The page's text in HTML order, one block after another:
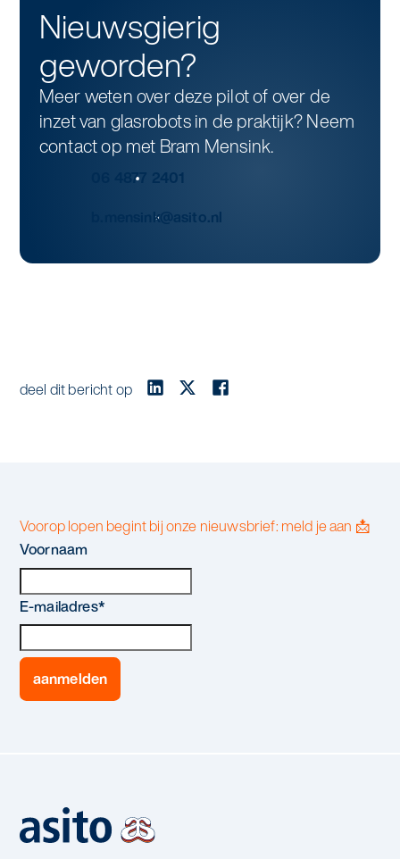
Nieuwsgierig
geworden?
Meer weten over deze pilot of over de
inzet van glasrobots in de praktijk? Neem
contact op met Bram Mensink.
06 4877 2401
b.mensink@asito.nl
deel dit bericht op
Voorop lopen begint bij onze nieuwsbrief: meld je aan 📩
Voornaam
E-mailadres*